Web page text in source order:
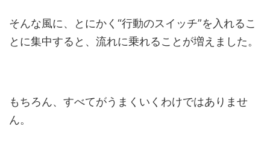
そんな風に、とにかく“行動のスイッチ”を入れるこ
とに集中すると、流れに乗れることが増えました。
もちろん、すべてがうまくいくわけではありませ
ん。